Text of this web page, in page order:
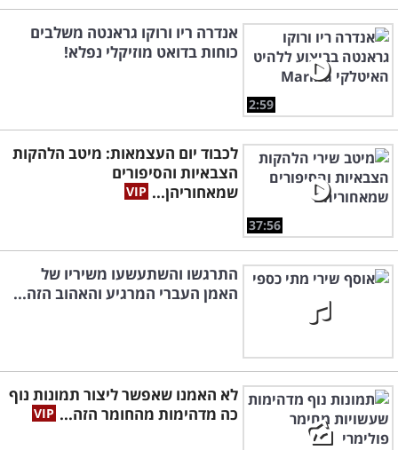
2:59
אנדרה ריו ורוקו גראנטה משלבים
כוחות בדואט מוזיקלי נפלא!
37:56
לכבוד יום העצמאות: מיטב הלהקות
הצבאיות והסיפורים
שמאחוריהן...
התרגשו והשתעשעו משיריו של
האמן העברי המרגיע והאהוב הזה...
לא האמנו שאפשר ליצור תמונות נוף
כה מדהימות מהחומר הזה...